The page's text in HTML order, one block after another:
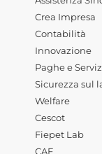
Crea Impresa
Contabilità
Innovazione
Paghe e
Sicurezza sul
Welfare
Cescot
Fiepet Lab
CAF